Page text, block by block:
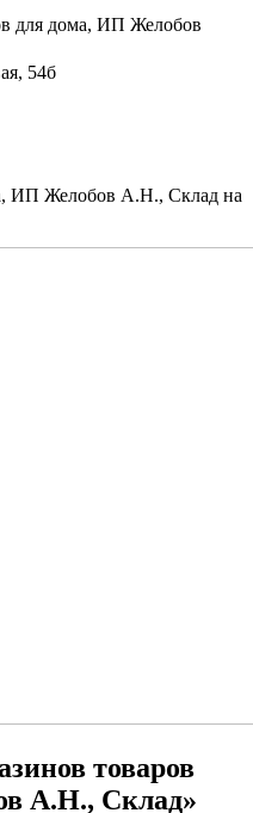
для дома, ИП Желобов
54б
ИП Желобов А.Н., Склад на
товаров
А.Н., Склад»